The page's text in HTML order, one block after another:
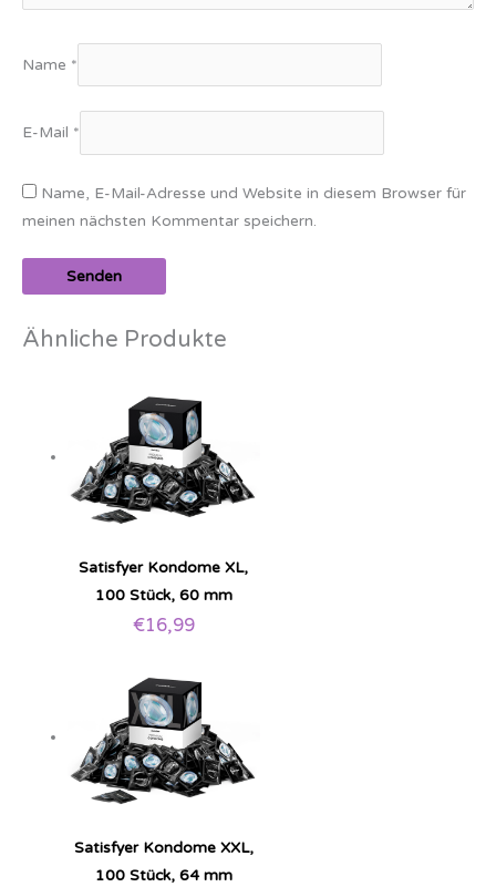
Name *
E-Mail *
Name, E-Mail-Adresse und Website in diesem Browser für
meinen nächsten Kommentar speichern.
Ähnliche Produkte
Satisfyer Kondome XL,
100 Stück, 60 mm
€16,99
Satisfyer Kondome XXL,
100 Stück, 64 mm